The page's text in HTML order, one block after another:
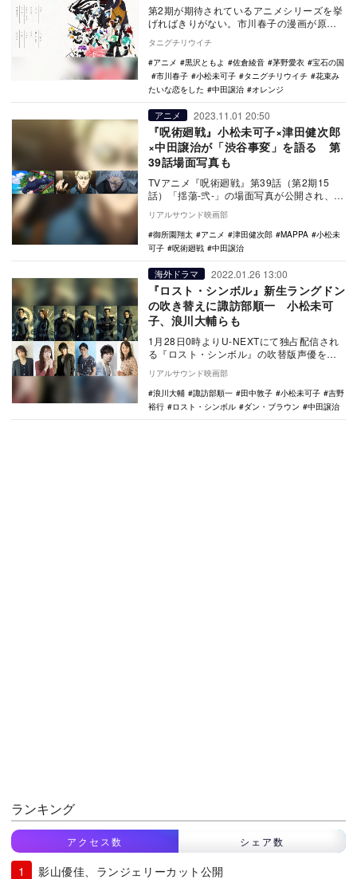
第2期が期待されているアニメシリーズを挙
げればきりがない。市川春子の漫画が原作
末のアニ…
タニグチリウイチ
アニメ
黒沢ともよ 佐倉綾音 茅野愛衣
宝石の国
市川春子
小松未可子 タニグチリウイチ
花束み
たいな恋をした
中田譲治 オレンジ
アニメ 2023.11.01 20:50
『呪術廻戦』小松未可子×津田健次郎
×中田譲治が「渋谷事変」を語る 第
39話場面写真も
TVアニメ『呪術廻戦』第39話（第2期15
話）「揺蕩-弐-」の場面写真が公開され、禪
院真希役の小松未可子、七海建人役の津田
健次郎…
リアルサウンド映画部
御所園翔太
アニメ 津田健次郎 MAPPA
小松未
可子
呪術廻戦 中田譲治
海外ドラマ 2022.01.26 13:00
『ロスト・シンボル』新生ラングドン
の吹き替えに諏訪部順一 小松未可
子、浪川大輔らも
1月28日0時よりU-NEXTにて独占配信され
る『ロスト・シンボル』の吹替版声優を諏
訪部順一、小松未可子、浪川大輔らが務め
るこ…
リアルサウンド映画部
浪川大輔
諏訪部順一 田中敦子 小松未可子
吉野
裕行
ロスト・シンボル ダン・ブラウン 中田譲治
ランキング
アクセス数 シェア数
影山優佳、ランジェリーカット公開